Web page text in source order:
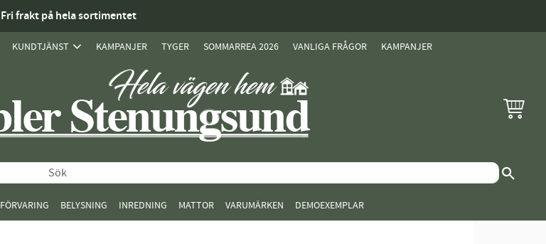
Fri frakt på hela sortimentet
KUNDTJÄNST KAMPANJER TYGER SOMMARREA 2026 VANLIGA FRÅGOR KAMPANJER
FÖRVARING BELYSNING INREDNING MATTOR VARUMÄRKEN DEMOEXEMPLAR